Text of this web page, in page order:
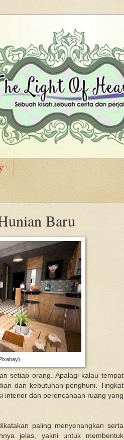
Baru
setiap orang. Apalagi kalau tempat
dan kebutuhan penghuni. Tingkat
interior dan perencanaan ruang yang
paling menyenangkan serta
jelas, yakni untuk membentuk